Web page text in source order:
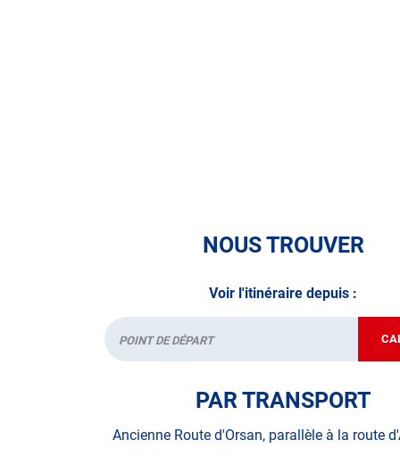
NOUS TROUVER
Voir l'itinéraire depuis :
Départ
PAR TRANSPORT
Ancienne Route d'Orsan, parallèle à la route